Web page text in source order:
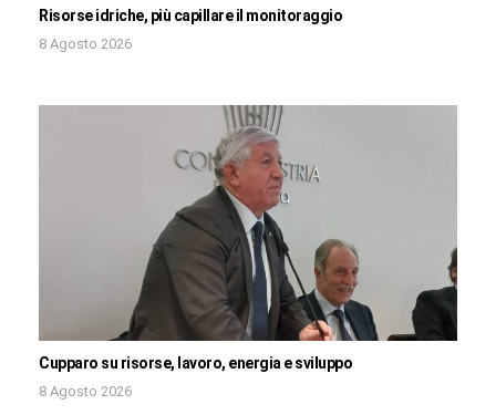
Risorse idriche, più capillare il monitoraggio
8 Agosto 2026
Cupparo su risorse, lavoro, energia e sviluppo
8 Agosto 2026